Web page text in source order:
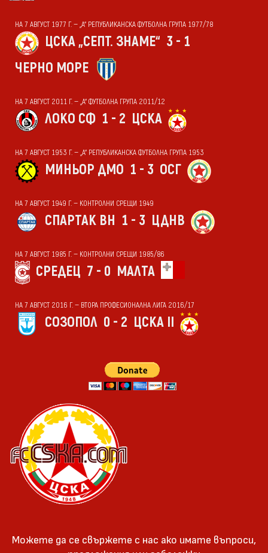
НА 7 АВГУСТ 1977 Г. — „А“ РЕПУБЛИКАНСКА ФУТБОЛНА ГРУПА 1977/78
ЦСКА „СЕПТ. ЗНАМЕ“ 3 - 1
ЧЕРНО МОРЕ
НА 7 АВГУСТ 2011 Г. — „А“ ФУТБОЛНА ГРУПА 2011/12
ЛОКО СФ 1 - 2 ЦСКА
НА 7 АВГУСТ 1953 Г. — „А“ РЕПУБЛИКАНСКА ФУТБОЛНА ГРУПА 1953
МИНЬОР ДМО 1 - 3 ОСГ
НА 7 АВГУСТ 1949 Г. — КОНТРОЛНИ СРЕЩИ 1949
СПАРТАК ВН 1 - 3 ЦДНВ
НА 7 АВГУСТ 1985 Г. — КОНТРОЛНИ СРЕЩИ 1985/86
СРЕДЕЦ 7 - 0 МАЛТА
НА 7 АВГУСТ 2016 Г. — ВТОРА ПРОФЕСИОНАЛНА ЛИГА 2016/17
СОЗОПОЛ 0 - 2 ЦСКА II
Можете да се свържете с нас ако имате въпроси,